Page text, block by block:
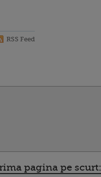
RSS Feed
pagina pe scurt: